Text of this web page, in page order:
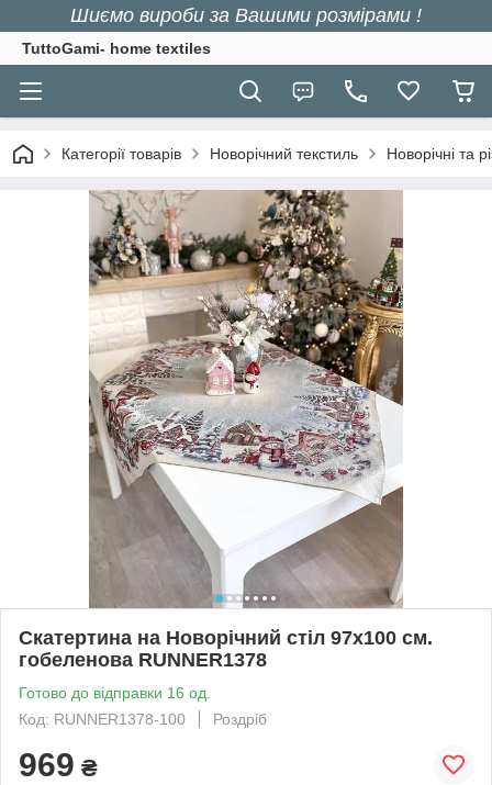
Шиємо вироби за Вашими розмірами !
TuttoGami- home textiles
Категорії товарів Новорічний текстиль Новорічні та
Скатертина на Новорічний стіл 97х100 см.
гобеленова RUNNER1378
Готово до відправки 16 од.
Код: RUNNER1378-100
Роздріб
969 ₴